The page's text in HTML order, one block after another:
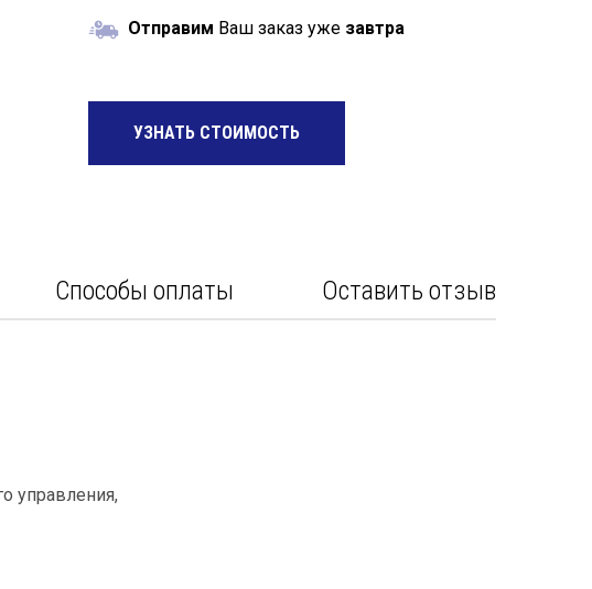
Самара
Саратов
Отправим Ваш заказ уже завтра
УЗНАТЬ СТОИМОСТЬ
Способы оплаты Оставить отзыв
управления,